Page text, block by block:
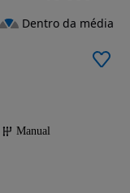
Manual
Dentro da média